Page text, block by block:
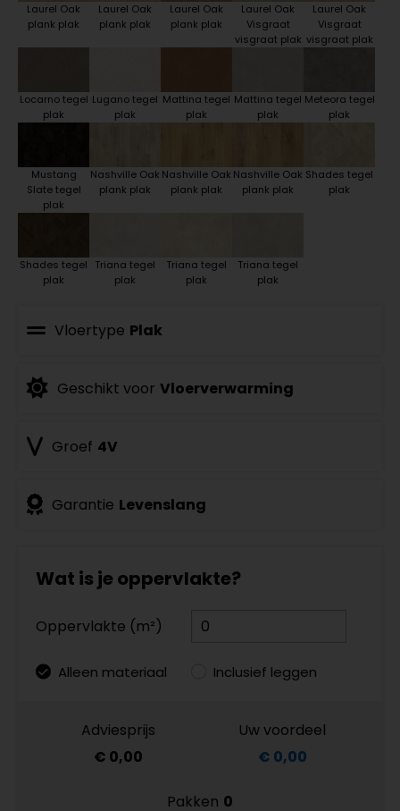
Laurel Oak
plank plak
Laurel Oak
plank plak
Laurel Oak
plank plak
Laurel Oak
Visgraat
visgraat plak
Laurel Oak
Visgraat
visgraat plak
Locarno tegel
plak
Lugano tegel
plak
Mattina tegel
plak
Mattina tegel
plak
Meteora tegel
plak
Mustang
Slate tegel
plak
Nashville Oak
plank plak
Nashville Oak
plank plak
Nashville Oak
plank plak
Shades tegel
plak
Shades tegel
plak
Triana tegel
plak
Triana tegel
plak
Triana tegel
plak
Vloertype Plak
Geschikt voor Vloerverwarming
Groef 4V
Garantie Levenslang
Wat is je oppervlakte?
Oppervlakte (m²)
Alleen materiaal Inclusief leggen
Adviesprijs
€ 0,00
Uw voordeel
€ 0,00
Pakken 0